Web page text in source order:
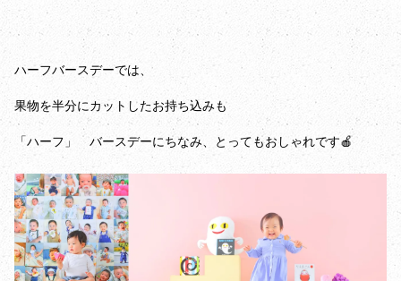
ハーフバースデーでは、
果物を半分にカットしたお持ち込みも
「ハーフ」 バースデーにちなみ、とってもおしゃれです🍎